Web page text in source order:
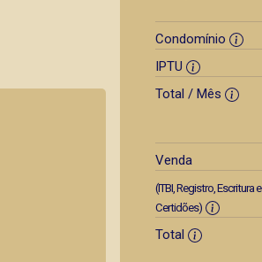
Condomínio
IPTU
Total / Mês
Venda
(ITBI, Registro, Escritura e
Certidões)
Total